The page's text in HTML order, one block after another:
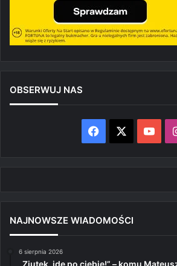
OBSERWUJ NAS
Facebook
NAJNOWSZE WIADOMOŚCI
6 sierpnia 2026